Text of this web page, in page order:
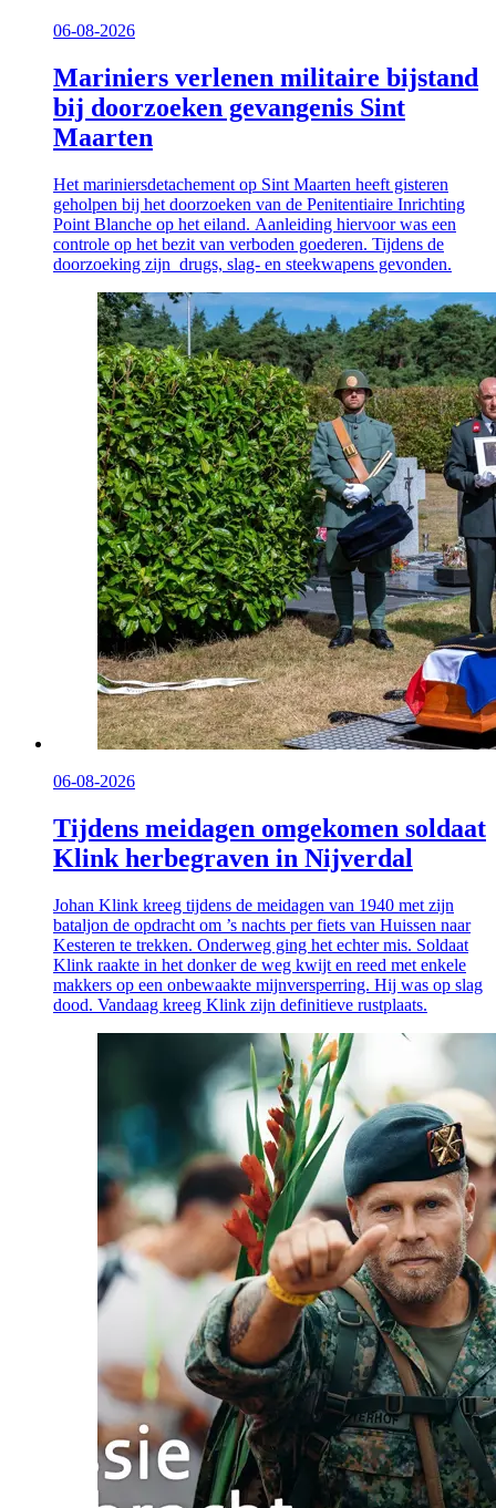
06-08-2026
Mariniers verlenen militaire bijstand
bij doorzoeken gevangenis Sint
Maarten
Het mariniersdetachement op Sint Maarten heeft gisteren
geholpen bij het doorzoeken van de Penitentiaire Inrichting
Point Blanche op het eiland. Aanleiding hiervoor was een
controle op het bezit van verboden goederen. Tijdens de
doorzoeking zijn drugs, slag- en steekwapens gevonden.
06-08-2026
Tijdens meidagen omgekomen soldaat
Klink herbegraven in Nijverdal
Johan Klink kreeg tijdens de meidagen van 1940 met zijn
bataljon de opdracht om ’s nachts per fiets van Huissen naar
Kesteren te trekken. Onderweg ging het echter mis. Soldaat
Klink raakte in het donker de weg kwijt en reed met enkele
makkers op een onbewaakte mijnversperring. Hij was op slag
dood. Vandaag kreeg Klink zijn definitieve rustplaats.